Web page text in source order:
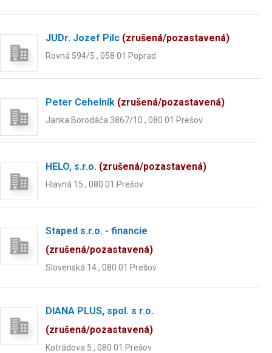
JUDr. Jozef Pilc (zrušená/pozastavená)
Rovná 594/5 , 058 01 Poprad
Peter Cehelník (zrušená/pozastavená)
Janka Borodáča 3867/10 , 080 01 Prešov
HELO, s.r.o. (zrušená/pozastavená)
Hlavná 15 , 080 01 Prešov
Staped s.r.o. - financie
(zrušená/pozastavená)
Slovenská 14 , 080 01 Prešov
DIANA PLUS, spol. s r.o.
(zrušená/pozastavená)
Kotrádova 5 , 080 01 Prešov